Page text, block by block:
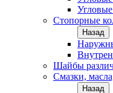
Стопорные
Назад
Шайбы
Смазки,
Назад